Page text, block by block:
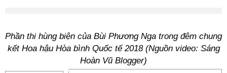
Phần thi hùng biện của Bùi Phương Nga trong đêm chung
kết Hoa hậu Hòa bình Quốc tế 2018 (Nguồn video: Sáng
Hoàn Vũ Blogger)